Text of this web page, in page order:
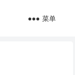
菜单